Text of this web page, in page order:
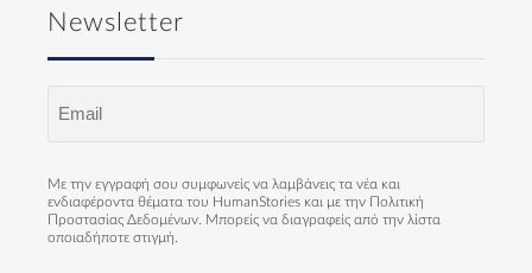
Newsletter
Με την εγγραφή σου συμφωνείς να λαμβάνεις τα νέα και
ενδιαφέροντα θέματα του HumanStories και με την
Πολιτική
Προστασίας Δεδομένων. Μπορείς να διαγραφείς από την λίστα
οποιαδήποτε στιγμή.